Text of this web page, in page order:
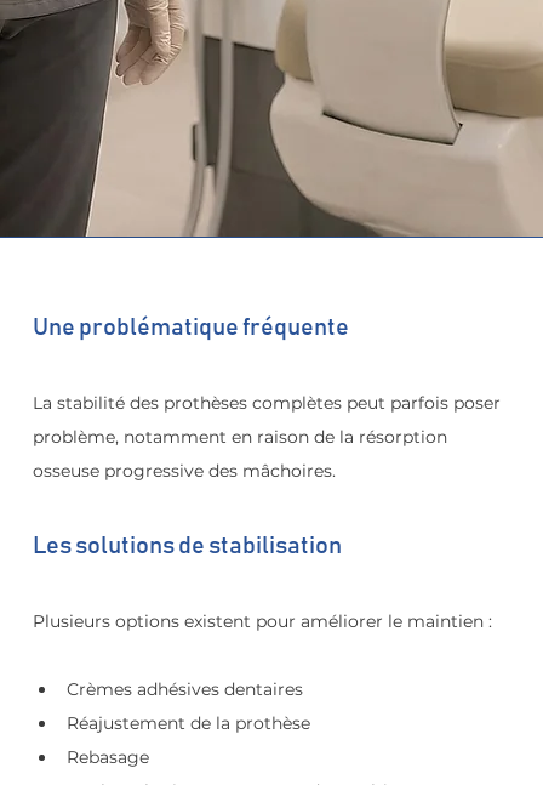
Une problématique fréquente
La stabilité des prothèses complètes peut parfois poser
problème, notamment en raison de la résorption
osseuse progressive des mâchoires.
Les solutions de stabilisation
Plusieurs options existent pour améliorer le maintien :
Crèmes adhésives dentaires
Réajustement de la prothèse
Rebasage